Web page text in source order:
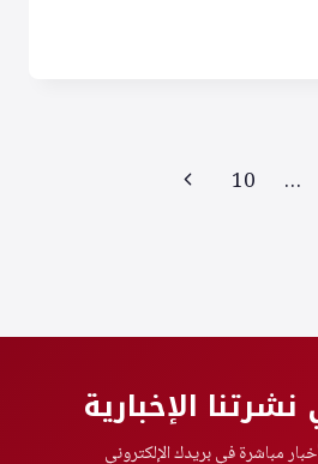
…
10
الصفحة
الإخبارية
مباشرة في بريدك الإلكتروني